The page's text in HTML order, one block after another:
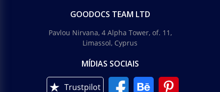
GOODOCS TEAM LTD
Pavlou Nirvana, 4 Alpha Tower, of. 11,
Limassol, Cyprus
MÍDIAS SOCIAIS
Trustpilot